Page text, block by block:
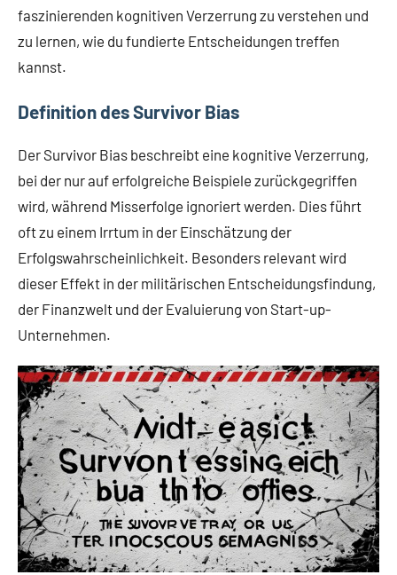
faszinierenden kognitiven Verzerrung zu verstehen und
zu lernen, wie du fundierte Entscheidungen treffen
kannst.
Definition des Survivor Bias
Der Survivor Bias beschreibt eine kognitive Verzerrung,
bei der nur auf erfolgreiche Beispiele zurückgegriffen
wird, während Misserfolge ignoriert werden. Dies führt
oft zu einem Irrtum in der Einschätzung der
Erfolgswahrscheinlichkeit. Besonders relevant wird
dieser Effekt in der militärischen Entscheidungsfindung,
der Finanzwelt und der Evaluierung von Start-up-
Unternehmen.